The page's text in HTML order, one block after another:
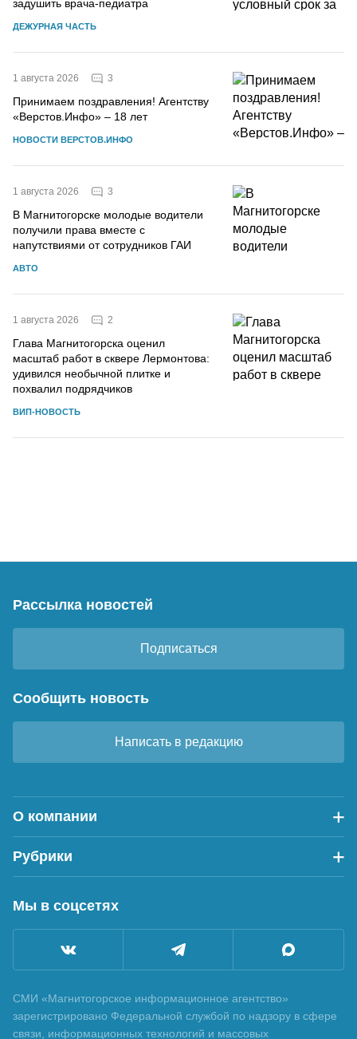
задушить врача-педиатра
ДЕЖУРНАЯ ЧАСТЬ
1 августа 2026 3
Принимаем поздравления! Агентству
«Верстов.Инфо» – 18 лет
НОВОСТИ ВЕРСТОВ.ИНФО
1 августа 2026 3
В Магнитогорске молодые водители
получили права вместе с
напутствиями от сотрудников ГАИ
АВТО
1 августа 2026 2
Глава Магнитогорска оценил
масштаб работ в сквере Лермонтова:
удивился необычной плитке и
похвалил подрядчиков
ВИП-НОВОСТЬ
Рассылка новостей
Подписаться
Сообщить новость
Написать в редакцию
О компании
Рубрики
Мы в соцсетях
СМИ «Магнитогорское информационное агентство»
зарегистрировано Федеральной службой по надзору в сфере
связи, информационных технологий и массовых